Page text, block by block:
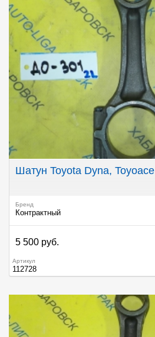
Шатун Toyota Dyna, Toyoace
Бренд
Контрактный
5 500 руб.
Артикул
112728